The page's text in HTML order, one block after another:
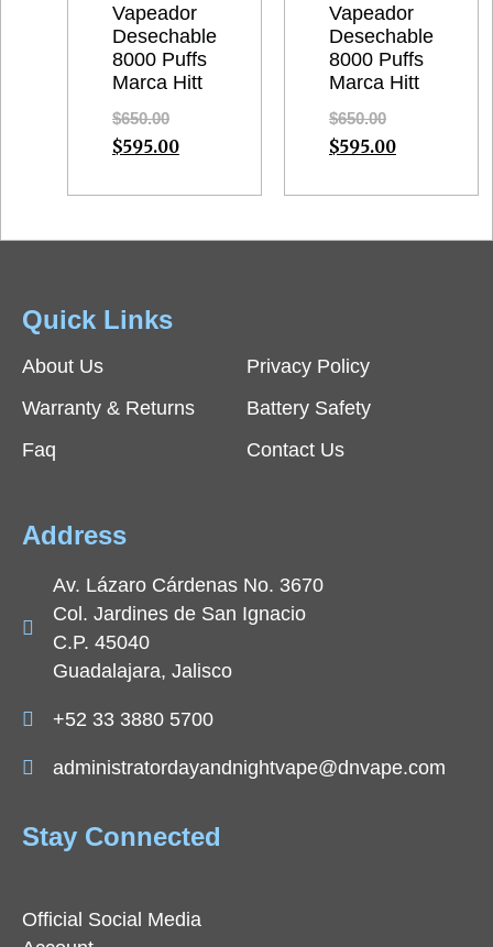
Vapeador
Desechable
8000 Puffs
Marca Hitt
$650.00
$595.00
Vapeador
Desechable
8000 Puffs
Marca Hitt
$650.00
$595.00
Quick Links
About Us
Privacy Policy
Warranty & Returns
Battery Safety
Faq
Contact Us
Address
Av. Lázaro Cárdenas No. 3670
Col. Jardines de San Ignacio
C.P. 45040
Guadalajara, Jalisco
+52 33 3880 5700
administratordayandnightvape@dnvape.com
Stay Connected
Official Social Media